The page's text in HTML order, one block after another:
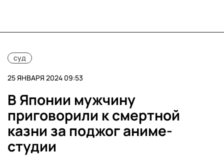
суд
25 ЯНВАРЯ 2024 09:53
В Японии мужчину
приговорили к смертной
казни за поджог аниме-
студии